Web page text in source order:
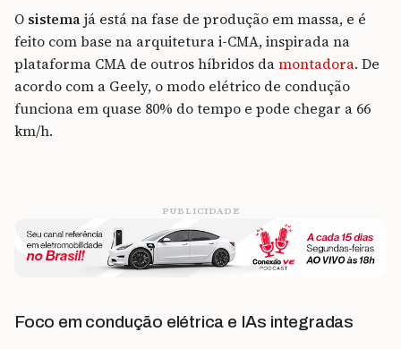
O sistemajá está na fase de produção em massa, e é
feito com base na arquitetura i-CMA, inspirada na
plataforma CMA de outros híbridos damontadora. De
acordo com a Geely, o modo elétrico de condução
funciona em quase 80% do tempo e pode chegar a 66
km/h.
PUBLICIDADE
Foco em condução elétrica e IAs integradas